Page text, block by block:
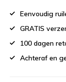
Eenvoudig
GRATIS
100 dagen
Achteraf en